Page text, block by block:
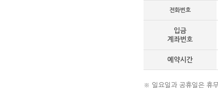
전화번호
입금
계좌번호
예약시간
※ 일요일과 공휴일은 휴